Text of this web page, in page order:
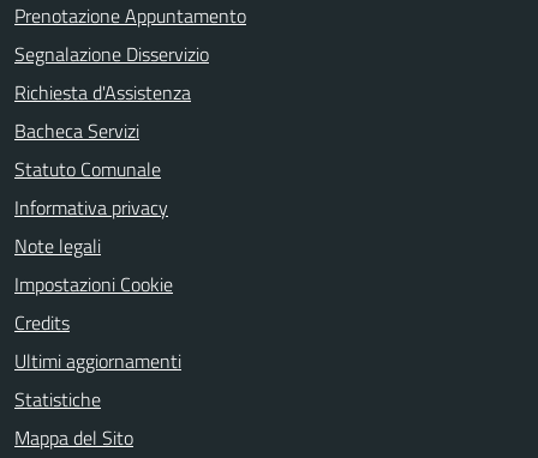
Prenotazione Appuntamento
Segnalazione Disservizio
Richiesta d'Assistenza
Bacheca Servizi
Statuto Comunale
Informativa privacy
Note legali
Impostazioni Cookie
Credits
Ultimi aggiornamenti
Statistiche
Mappa del Sito